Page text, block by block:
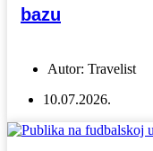
bazu
Autor: Travelist
10.07.2026.